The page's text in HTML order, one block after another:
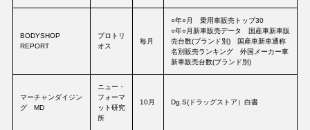
BODYSHOP
REPORT
プロトリ
オス
毎月
○年○月 乗用車販売トップ30
○年○月新車販売データ 国産車新車販
売台数(ブランド別) 国産車新車通称
名別販売ランキング 外国メーカー車
新車販売台数(ブランド別)
マーチャンダイジン
グ MD
ニュー・
フォーマ
ット研究
所
10月 Dg.S(ドラッグストア）白書